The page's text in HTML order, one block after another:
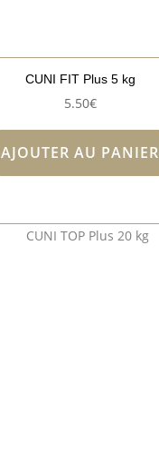
CUNI FIT Plus 5 kg
5.50€
AJOUTER AU PANIER